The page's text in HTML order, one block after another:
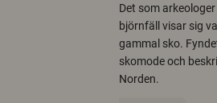
Det som
björnfäll visar sig
gammal sko.
skomode och
Norden.